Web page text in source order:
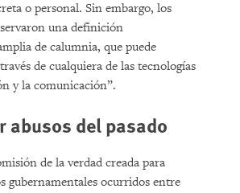
o personal. Sin embargo, los
una definición
de calumnia, que puede
de cualquiera de las tecnologías
y la comunicación”.
abusos del pasado
de la verdad creada para
gubernamentales ocurridos entre